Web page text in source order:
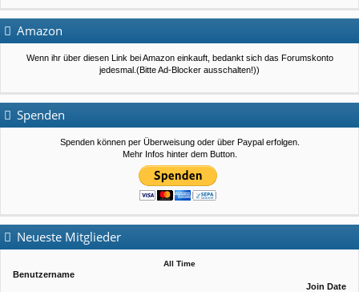
Amazon
Wenn ihr über diesen Link bei Amazon einkauft, bedankt sich das Forumskonto
jedesmal.(Bitte Ad-Blocker ausschalten!))
Spenden
Spenden können per Überweisung oder über Paypal erfolgen.
Mehr Infos hinter dem Button.
Neueste Mitglieder
All Time
Benutzername
Join Date